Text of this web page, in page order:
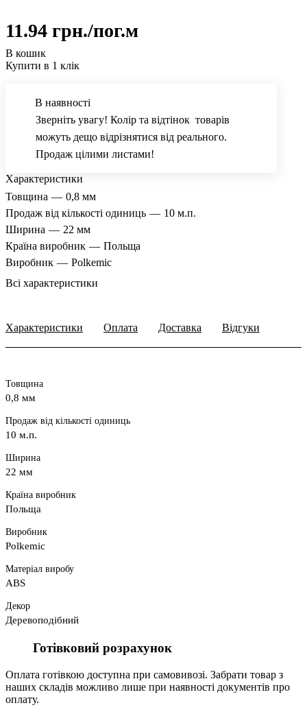
11.94 грн./пог.м
В кошик
Купити в 1 клік
В наявності
Зверніть увагу! Колір та відтінок товарів
можуть дещо відрізнятися від реального.
Продаж цілими листами!
Характеристики
Товщина — 0,8 мм
Продаж від кількості одиниць — 10 м.п.
Ширина — 22 мм
Країна виробник — Польща
Виробник — Polkemic
Всі характеристики
Характеристики Оплата Доставка Відгуки
Товщина
0,8 мм
Продаж від кількості одиниць
10 м.п.
Ширина
22 мм
Країна виробник
Польща
Виробник
Polkemic
Матеріал виробу
ABS
Декор
Деревоподібний
Готівковий розрахунок
Оплата готівкою доступна при самовивозі. Забрати товар з
наших складів можливо лише при наявності документів про
оплату.